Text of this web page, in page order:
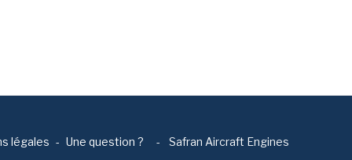
légales Une question ? - Safran Aircraft Engines